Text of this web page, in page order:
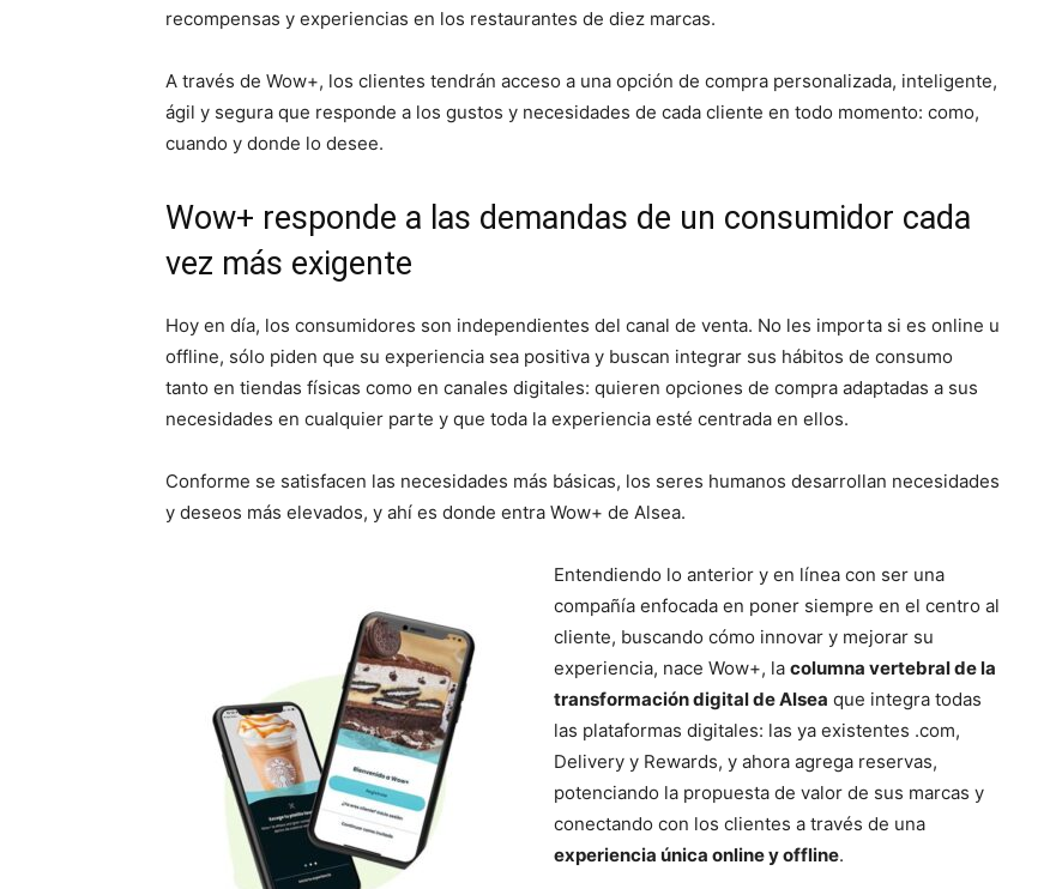
recompensas y experiencias en los restaurantes de diez marcas.
A través de Wow+, los clientes tendrán acceso a una opción de compra personalizada, inteligente,
ágil y segura que responde a los gustos y necesidades de cada cliente en todo momento: como,
cuando y donde lo desee.
Wow+ responde a las demandas de un consumidor cada
vez más exigente
Hoy en día, los consumidores son independientes del canal de venta. No les importa si es online u
offline, sólo piden que su experiencia sea positiva y buscan integrar sus hábitos de consumo
tanto en tiendas físicas como en canales digitales: quieren opciones de compra adaptadas a sus
necesidades en cualquier parte y que toda la experiencia esté centrada en ellos.
Conforme se satisfacen las necesidades más básicas, los seres humanos desarrollan necesidades
y deseos más elevados, y ahí es donde entra Wow+ de Alsea.
Entendiendo lo anterior y en línea con ser una
compañía enfocada en poner siempre en el centro al
cliente, buscando cómo innovar y mejorar su
experiencia, nace Wow+, la columna vertebral de la
transformación digital de Alsea que integra todas
las plataformas digitales: las ya existentes .com,
Delivery y Rewards, y ahora agrega reservas,
potenciando la propuesta de valor de sus marcas y
conectando con los clientes a través de una
experiencia única online y offline.